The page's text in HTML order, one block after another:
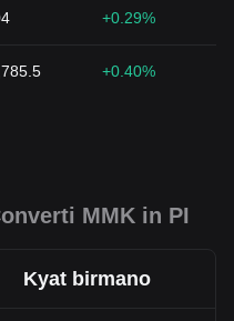
+0.29%
+0.40%
MMK in PI
Kyat birmano